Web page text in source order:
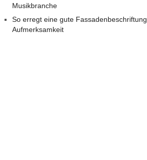
Musikbranche
So erregt eine gute Fassadenbeschriftung
Aufmerksamkeit